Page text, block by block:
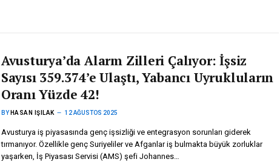
Avusturya’da Alarm Zilleri Çalıyor: İşsiz
Sayısı 359.374’e Ulaştı, Yabancı Uyrukluların
Oranı Yüzde 42!
BY HASAN IŞILAK 12 AĞUSTOS 2025
Avusturya iş piyasasında genç işsizliği ve entegrasyon sorunları giderek
tırmanıyor. Özellikle genç Suriyeliler ve Afganlar iş bulmakta büyük zorluklar
yaşarken, İş Piyasası Servisi (AMS) şefi Johannes…